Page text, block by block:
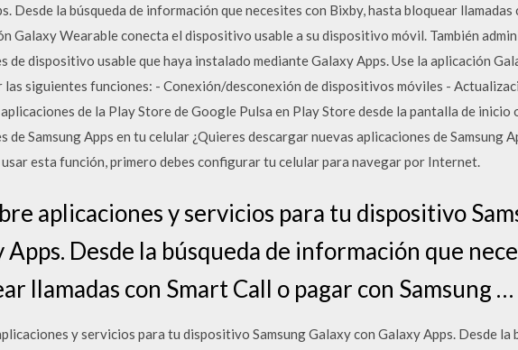
Desde la búsqueda de información que necesites con Bixby, hasta bloquear llamadas
Galaxy Wearable conecta el dispositivo usable a su dispositivo móvil. También
de dispositivo usable que haya instalado mediante Galaxy Apps. Use la aplicación
las siguientes funciones: - Conexión/desconexión de dispositivos móviles -
de la Play Store de Google Pulsa en Play Store desde la pantalla de inicio
de Samsung Apps en tu celular ¿Quieres descargar nuevas aplicaciones de Samsung
esta función, primero debes configurar tu celular para navegar por Internet.
aplicaciones y servicios para tu dispositivo
Apps. Desde la búsqueda de información que
llamadas con Smart Call o pagar con Samsung …
y servicios para tu dispositivo Samsung Galaxy con Galaxy Apps. Desde la